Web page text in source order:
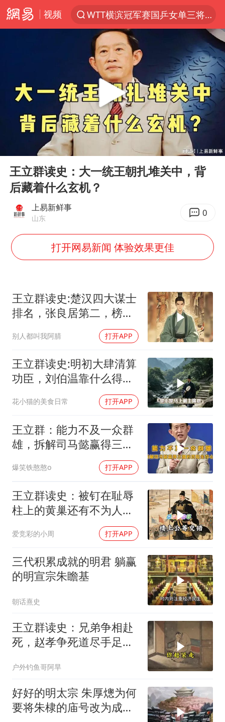
视频
WTT横滨冠军赛国乒女单三将晋级四强
光影经济撬动暑期消费新蓝海
日本发布排名：“中国第一，美日德韩英法居后”
微信又有新功能，你可以“撤回”你的撤回了！
杭州全市有序停课
上四休三，但降薪1000元，你接受吗？
情侣平潭拍日出坠崖1死1伤
郑丽文：台湾从来没有“独立”过
《欢迎来龙餐馆》口碑
36岁男演员成景区NPC后人气爆棚
宇树王兴兴被问了360多个问题
几元成本的AI广告导致千万市值蒸发
唐田赛前发布会上引用《孙子兵法》
台当局重金为“台独”织“皇帝新衣”
乐享全民健身 共筑健康中国
Play
10:43
王立群读史：大一统王朝扎堆关中，背
后藏着什么玄机？
上易新鲜事
山东 0
打开网易新闻 体验效果更佳
王立群读史:楚汉四大谋士
排名，张良居第二，榜首
别人都叫我阿腈 打开APP
王立群读史:明初大肆清算
功臣，刘伯温靠什么得以
花小猫的美食日常 打开APP
王立群：能力不及一众群
雄，拆解司马懿赢得三国
爆笑铁憨憨o 打开APP
王立群读史：被钉在耻辱
柱上的黄巢还有不为人知
爱竞彩的小周 打开APP
三代积累成就的明君 躺赢
的明宣宗朱瞻基
朝话熹史
王立群读史：兄弟争相赴
死，赵孝争死道尽手足真
户外钓鱼哥阿旱
好好的明太宗 朱厚熜为何
要将朱棣的庙号改为成